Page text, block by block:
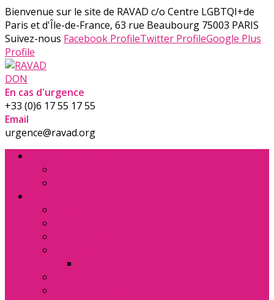
Bienvenue sur le site de RAVAD c/o Centre LGBTQI+de
Paris et d'Île-de-France, 63 rue Beaubourg 75003 PARIS
Suivez-nous Facebook ProfileTwitter ProfileGoogle Plus
Profile
DON
En cas d'urgence
+33 (0)6 17 55 17 55
Email
urgence@ravad.org